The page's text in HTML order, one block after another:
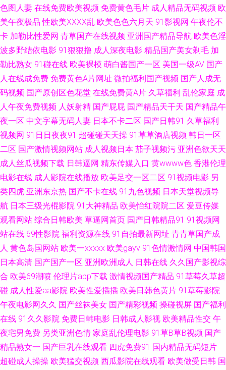
线视频 国产91av在线观看 日本福利精品每日更新 91人妻国产 九一影院天美
传媒 91导航入口 综合不卡在线 91社区导航 91在线视频国产在线 狠狠干第
一页 国产和日韩毛片 91精国产国产乱子伦 国产传媒在线91 欧美专区另类综
合日韩 91网站在线观看入口 久草网址3 新不卡的av在线播放 91一起操 男女
上床视频 影音先锋三级网络 91综合视频在线观看 欧美人SSS在线 91老司机
在线观看 国产精品久久情趣酒店 日韩新片www44w 91福利资源在线 天堂ab
精 91探花系列在线 极品色视频导航 午夜剧场体验一分钟 AV天堂香蕉AV 欧
美成人黄色网址 69视频 大香蕉八区 欧亚A片 91色情直播 国人第一福利品牌
亚色91 91专区 老湿机九九 91麻豆精品国产 欧美色图77 91宅女天堂 久久九
九网站 亚洲五区无码 福利AV导航在线 日韩无码地址一地址二 91秀秀秀视频
久久精品九欧美 亚洲日韩欧美变态 av在线资源电影 男女押窉黄色影视 最新
AV四虎 午夜福利姬剧院 尤物亚洲不卡亚洲精品 福利av导航亚洲 亚洲97影院
91制作 久久伊人蜜桃 91高跟玉足 东京热导航大乱 人妖操妇幼 91网站入口
色图人妻 在线免费欧美视频 免费黄色毛片 成人精品无码视频 欧
美午夜极品 性欧美ⅩⅩⅩⅩ乱 欧美色色六月天 91影视网 午夜伦不
卡 加勒比性爱网 青草国产在线视频 亚洲国产精品导航 欧美色淫
波多野结依电影 91狠狠撸 成人深夜电影 精品国产美女剃毛 加
勒比熟女 91碰在线 欧美裸模 萌白酱国产一区 美国一级AV 国产
人在线成免费 免费黄色A片网址 微拍福利国产视频 国产人成无
码视频 国产原创区色花堂 在线免费黄A片 久草福利 乱伦家庭 成
人午夜免费视频 人妖射精 国产屁屁 国产精品天干天 国产精品午
夜一区 中文字幕无码人妻 日本不卡二区 国产日韩91 久草福利
视频网 91日日夜夜91 超碰碰天天操 91草草酒店视频 韩日一区
二区 国产激情视频网站 成人视频日本 茄子视频污 亚洲色欲天天
成人丝瓜视频下载 日韩逼网 精东传媒入口 黄wwww色 香港伦理
电影在线 成人影院在线播放 欧美足交一区二区 91视频电影 另
类四虎 亚洲东京热 国产不卡在线 91九色视频 日本天堂视频导
航 日本三级光棍影院 91大神精品 欧美怡红院院二区 爱豆传媒
观看网站 综合日韩欧美 草逼网首页 国产日韩精品91 91视频网
站在线 69性影院 福利资源在线 91自拍最新网址 青青草国产成
人 黄色岛国网站 欧美一xxxxx 欧美gayv 91色情激情网 中国韩国
日本高清 国产国产一区 亚洲欧洲成人 日韩在线 久久国产影视综
合 欧美69潮喷 伦理片app下载 激情视频国产精品 91草莓久草超
碰 成人性爱aa影院 欧美性爱插插 欧美日韩色黄片 91草莓影院
午夜电影网久久 国产丝袜美女 国产精彩视频 操碰视屏 国产福利
在线 91久久影院 免费日韩电影 日韩成人影视 欧美精品性交 午
夜宅男免费 另类亚洲色情 家庭乱伦理电影 91草B草B视频 国产
精品熟女一 国产巨乳在线观看 四虎免费91 国内精品无码短片
超碰成人操操 欧美猛交视频 西瓜影院在线观看 欧美做受日韩 国